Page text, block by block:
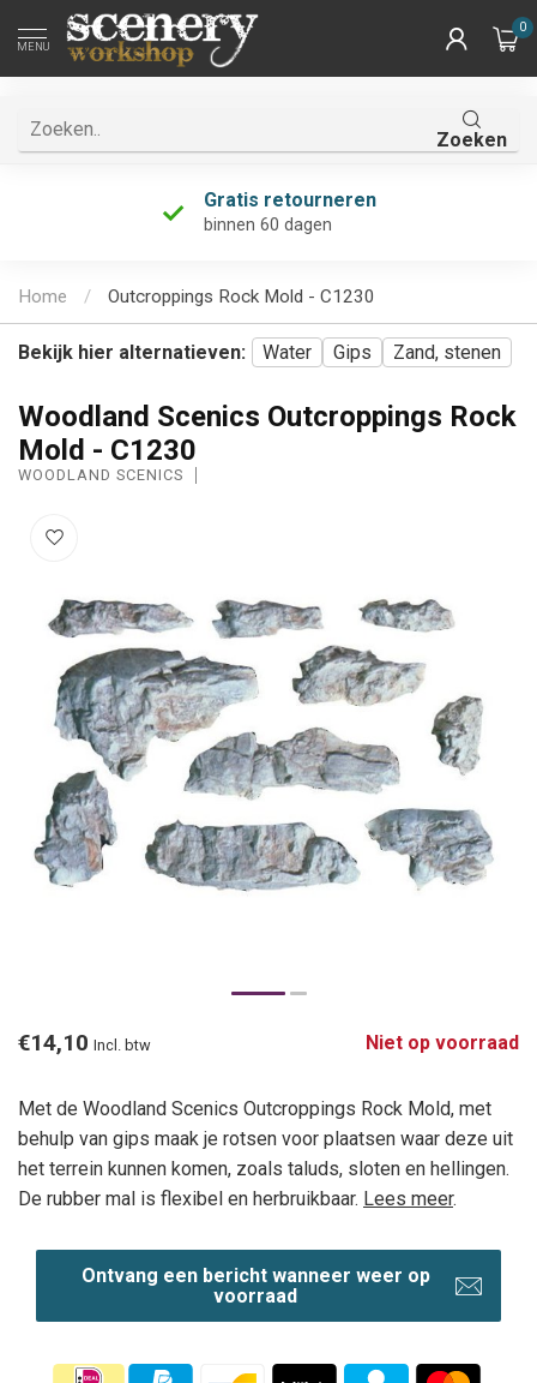
MENU
0
Zoeken
Gratis retourneren
binnen 60 dagen
Home / Outcroppings Rock Mold - C1230
Bekijk hier alternatieven: Water Gips Zand, stenen
Woodland Scenics Outcroppings Rock
Mold - C1230
WOODLAND SCENICS
€14,10 Incl. btw Niet op voorraad
Met de Woodland Scenics Outcroppings Rock Mold, met
behulp van gips maak je rotsen voor plaatsen waar deze uit
het terrein kunnen komen, zoals taluds, sloten en hellingen.
De rubber mal is flexibel en herbruikbaar. Lees meer.
Ontvang een bericht wanneer weer op
voorraad